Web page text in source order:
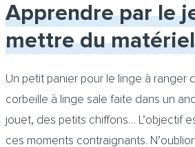
Apprendre par le
mettre du
Un petit panier pour le linge à ranger
corbeille à linge sale faite dans un
jouet, des petits chiffons… L’objectif
ces moments contraignants.